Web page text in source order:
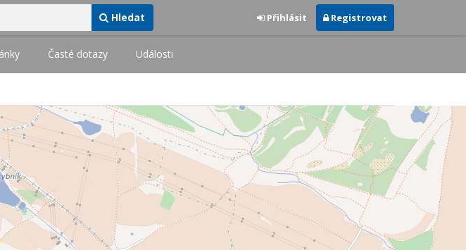
Hledat Přihlásit Registrovat
Časté dotazy Události